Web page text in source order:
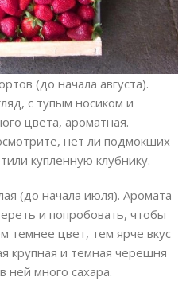
(до начала августа).
с тупым носиком и
цвета, ароматная.
нет ли подмокших
купленную клубнику.
(до начала июля). Аромата
и попробовать, чтобы
темнее цвет, тем ярче вкус
крупная и темная черешня
ней много сахара.